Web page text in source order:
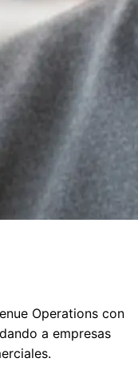
Operations con
a empresas